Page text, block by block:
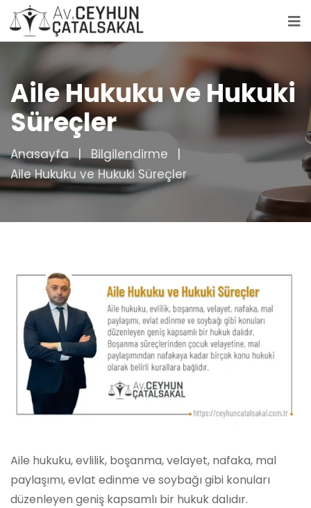
Aile Hukuku ve Hukuki
Süreçler
Anasayfa
Bilgilendirme
Aile Hukuku ve Hukuki Süreçler
Aile hukuku, evlilik, boşanma, velayet, nafaka, mal
paylaşımı, evlat edinme ve soybağı gibi konuları
düzenleyen geniş kapsamlı bir hukuk dalıdır.